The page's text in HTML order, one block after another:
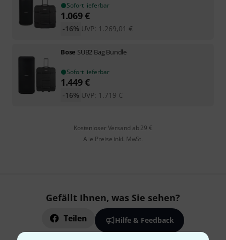
Sofort lieferbar
1.069€
UVP: 1.269,01 €
-16%
Bose SUB2 Bag Bundle
Sofort lieferbar
1.449€
UVP: 1.719 €
-16%
Kostenloser Versand ab 29 €
Alle Preise inkl. MwSt.
Gefällt Ihnen, was Sie sehen?
Teilen Hilfe & Feedback